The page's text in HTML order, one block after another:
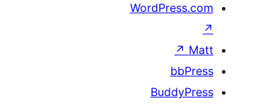
WordPress.com
↗
Matt
↗
bbPress
BuddyPress